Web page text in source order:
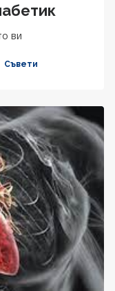
ви
Съвети